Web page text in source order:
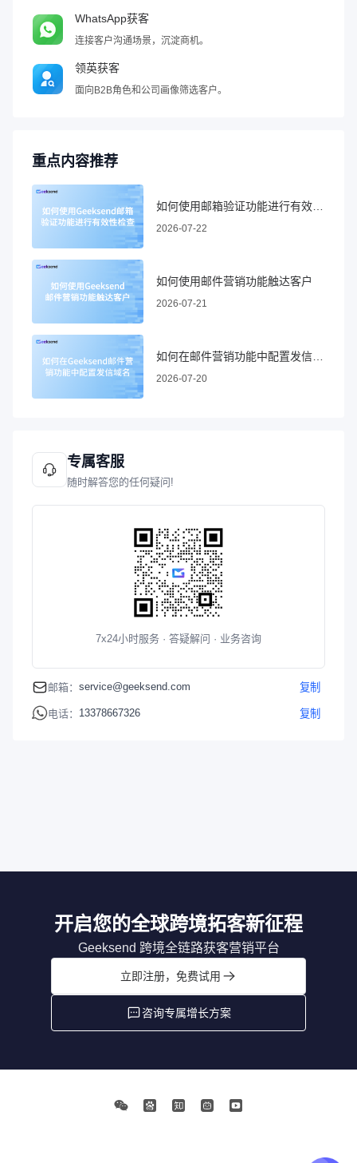
WhatsApp获客
连接客户沟通场景，沉淀商机。
领英获客
面向B2B角色和公司画像筛选客户。
重点内容推荐
2026-07-22
如何使用邮件营销功能触达客户
2026-07-21
2026-07-20
专属客服
随时解答您的任何疑问!
7x24小时服务 · 答疑解问 · 业务咨询
邮箱： service@geeksend.com 复制
电话： 13378667326 复制
开启您的全球跨境拓客新征程
Geeksend 跨境全链路获客营销平台
立即注册，免费试用
咨询专属增长方案